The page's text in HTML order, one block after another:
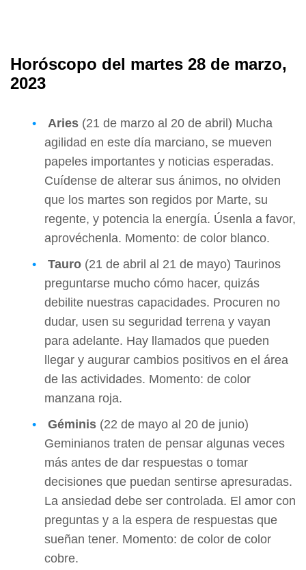
Horóscopo del martes 28 de marzo,
2023
Aries (21 de marzo al 20 de abril) Mucha
agilidad en este día marciano, se mueven
papeles importantes y noticias esperadas.
Cuídense de alterar sus ánimos, no olviden
que los martes son regidos por Marte, su
regente, y potencia la energía. Úsenla a favor,
aprovéchenla. Momento: de color blanco.
Tauro (21 de abril al 21 de mayo) Taurinos
preguntarse mucho cómo hacer, quizás
debilite nuestras capacidades. Procuren no
dudar, usen su seguridad terrena y vayan
para adelante. Hay llamados que pueden
llegar y augurar cambios positivos en el área
de las actividades. Momento: de color
manzana roja.
Géminis (22 de mayo al 20 de junio)
Geminianos traten de pensar algunas veces
más antes de dar respuestas o tomar
decisiones que puedan sentirse apresuradas.
La ansiedad debe ser controlada. El amor con
preguntas y a la espera de respuestas que
sueñan tener. Momento: de color de color
cobre.